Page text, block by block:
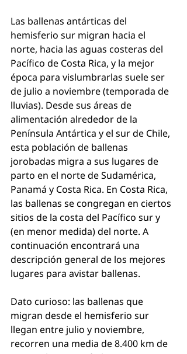
Las ballenas antárticas del
hemisferio sur migran hacia el
norte, hacia las aguas costeras del
Pacífico de Costa Rica, y la mejor
época para vislumbrarlas suele ser
de julio a noviembre (temporada de
lluvias). Desde sus áreas de
alimentación alrededor de la
Península Antártica y el sur de Chile,
esta población de ballenas
jorobadas migra a sus lugares de
parto en el norte de Sudamérica,
Panamá y Costa Rica. En Costa Rica,
las ballenas se congregan en ciertos
sitios de la costa del Pacífico sur y
(en menor medida) del norte. A
continuación encontrará una
descripción general de los mejores
lugares para avistar ballenas.
Dato curioso: las ballenas que
migran desde el hemisferio sur
llegan entre julio y noviembre,
recorren una media de 8.400 km de